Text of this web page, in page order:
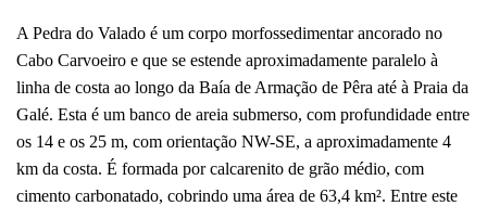
A Pedra do Valado é um corpo morfossedimentar ancorado no
Cabo Carvoeiro e que se estende aproximadamente paralelo à
linha de costa ao longo da Baía de Armação de Pêra até à Praia da
Galé. Esta é um banco de areia submerso, com profundidade entre
os 14 e os 25 m, com orientação NW-SE, a aproximadamente 4
km da costa. É formada por calcarenito de grão médio, com
cimento carbonatado, cobrindo uma área de 63,4 km². Entre este